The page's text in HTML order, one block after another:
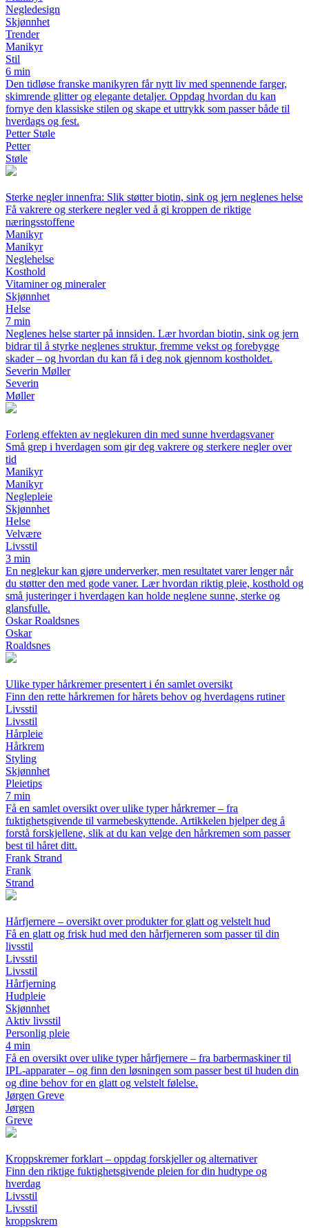
Negledesign
Skjønnhet
Trender
Manikyr
Stil
6 min
Den tidløse franske manikyren får nytt liv med spennende farger,
skimrende glitter og elegante detaljer. Oppdag hvordan du kan
fornye den klassiske stilen og skape et uttrykk som passer både til
hverdags og fest.
Petter Støle
Petter
Støle
Sterke negler innenfra: Slik støtter biotin, sink og jern neglenes helse
Få vakrere og sterkere negler ved å gi kroppen de riktige
næringsstoffene
Manikyr
Manikyr
Neglehelse
Kosthold
Vitaminer og mineraler
Skjønnhet
Helse
7 min
Neglenes helse starter på innsiden. Lær hvordan biotin, sink og jern
bidrar til å styrke neglenes struktur, fremme vekst og forebygge
skader – og hvordan du kan få i deg nok gjennom kostholdet.
Severin Møller
Severin
Møller
Forleng effekten av neglekuren din med sunne hverdagsvaner
Små grep i hverdagen som gir deg vakrere og sterkere negler over
tid
Manikyr
Manikyr
Neglepleie
Skjønnhet
Helse
Velvære
Livsstil
3 min
En neglekur kan gjøre underverker, men resultatet varer lenger når
du støtter den med gode vaner. Lær hvordan riktig pleie, kosthold og
små justeringer i hverdagen kan holde neglene sunne, sterke og
glansfulle.
Oskar Roaldsnes
Oskar
Roaldsnes
Ulike typer hårkremer presentert i én samlet oversikt
Finn den rette hårkremen for hårets behov og hverdagens rutiner
Livsstil
Livsstil
Hårpleie
Hårkrem
Styling
Skjønnhet
Pleietips
7 min
Få en samlet oversikt over ulike typer hårkremer – fra
fuktighetsgivende til varmebeskyttende. Artikkelen hjelper deg å
forstå forskjellene, slik at du kan velge den hårkremen som passer
best til håret ditt.
Frank Strand
Frank
Strand
Hårfjernere – oversikt over produkter for glatt og velstelt hud
Få en glatt og frisk hud med den hårfjerneren som passer til din
livsstil
Livsstil
Livsstil
Hårfjerning
Hudpleie
Skjønnhet
Aktiv livsstil
Personlig pleie
4 min
Få en oversikt over ulike typer hårfjernere – fra barbermaskiner til
IPL-apparater – og finn den løsningen som passer best til huden din
og dine behov for en glatt og velstelt følelse.
Jørgen Greve
Jørgen
Greve
Kroppskremer forklart – oppdag forskjeller og alternativer
Finn den riktige fuktighetsgivende pleien for din hudtype og
hverdag
Livsstil
Livsstil
kroppskrem